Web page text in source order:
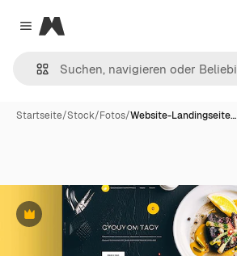
Close menu
Magnific
Startseite/Stock/Fotos/Website-Landingseite…
Premium